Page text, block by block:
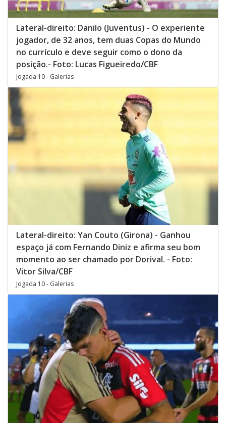
Lateral-direito: Danilo (Juventus) - O experiente
jogador, de 32 anos, tem duas Copas do Mundo
no currículo e deve seguir como o dono da
posição.- Foto: Lucas Figueiredo/CBF
Jogada 10 - Galerias
Lateral-direito: Yan Couto (Girona) - Ganhou
espaço já com Fernando Diniz e afirma seu bom
momento ao ser chamado por Dorival. - Foto:
Vitor Silva/CBF
Jogada 10 - Galerias